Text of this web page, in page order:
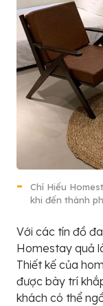
Chí Hiếu
khi đến thành
Với các tín đồ
Homestay quả
Thiết kế của
được bày trí
khách có thể